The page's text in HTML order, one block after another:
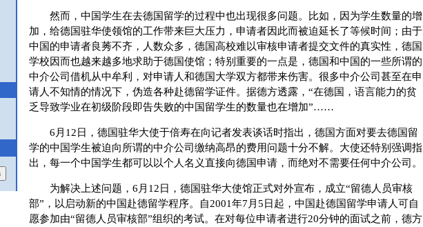
然而，中国学生在去德国留学的过程中也出现很多问题。比如，因为学生数量的增
加，给德国驻华使领馆的工作带来巨大压力，申请者因此而被迫延长了等候时间；由于
中国的申请者良莠不齐，人数众多，德国高校难以审核申请者提交文件的真实性，德国
学校因而也越来越多地求助于德国使馆；特别重要的一点是，德国和中国的一些所谓的
中介公司借机从中牟利，对申请人和德国大学双方都带来伤害。很多中介公司甚至在申
请人不知情的情况下，伪造各种赴德留学证件。据德方透露，“在德国，语言能力的贫
乏导致学业在初级阶段即告失败的中国留学生的数量也在增加”……
6月12日，德国驻华大使于倍寿在向记者发表谈话时指出，德国方面对要去德国留
学的中国学生被迫向所谓的中介公司缴纳高昂的费用问题十分不解。大使还特别强调指
出，每一个中国学生都可以以个人名义直接向德国申请，而绝对不需要任何中介公司。
为解决上述问题，6月12日，德国驻华大使馆正式对外宣布，成立“留德人员审核
部”，以启动新的中国赴德留学程序。自2001年7月5日起，中国赴德国留学申请人可自
愿参加由“留德人员审核部”组织的考试。在对每位申请者进行20分钟的面试之前，德方